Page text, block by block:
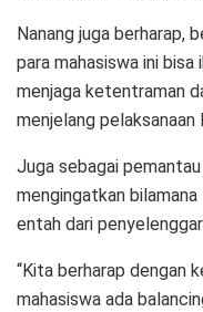
Nanang juga berharap,
para mahasiswa ini
menjaga ketentraman
menjelang pelaksanaan
Juga sebagai
mengingatkan
entah dari
“Kita berharap dengan
mahasiswa ada